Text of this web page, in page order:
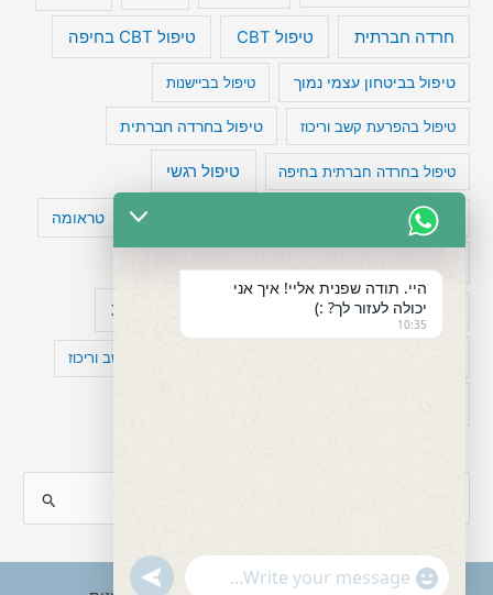
חרדה חברתית טיפול CBT טיפול CBT בחיפה
טיפול בביטחון עצמי נמוך טיפול בביישנות
טיפול בהפרעת קשב וריכוז טיפול בחרדה חברתית
טיפול בחרדה חברתית בחיפה טיפול רגשי
טיפול תרופתי להפרעת קשב טעויות חשיבה טראומה
מפורסמים עם הפרעת קשב עיצות
קומורבידיות להפרעת קשב וריכוז
a
היי. תודה שפנית אליי! איך אני
יכולה לעזור לך? :)
10:35
"+chaty_settings.lang.emoji_picker+"
WhatsApp
undefined